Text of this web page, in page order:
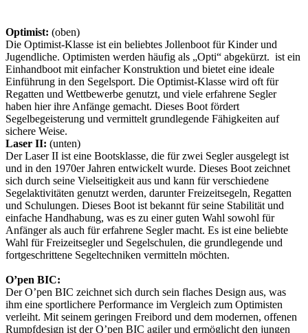
Optimist: (oben)
Die Optimist-Klasse ist ein beliebtes Jollenboot für Kinder und
Jugendliche. Optimisten werden häufig als „Opti“ abgekürzt. ist ein
Einhandboot mit einfacher Konstruktion und bietet eine ideale
Einführung in den Segelsport. Die Optimist-Klasse wird oft für
Regatten und Wettbewerbe genutzt, und viele erfahrene Segler
haben hier ihre Anfänge gemacht. Dieses Boot fördert
Segelbegeisterung und vermittelt grundlegende Fähigkeiten auf
sichere Weise.
Laser II: (unten)
Der Laser II ist eine Bootsklasse, die für zwei Segler ausgelegt ist
und in den 1970er Jahren entwickelt wurde. Dieses Boot zeichnet
sich durch seine Vielseitigkeit aus und kann für verschiedene
Segelaktivitäten genutzt werden, darunter Freizeitsegeln, Regatten
und Schulungen. Dieses Boot ist bekannt für seine Stabilität und
einfache Handhabung, was es zu einer guten Wahl sowohl für
Anfänger als auch für erfahrene Segler macht. Es ist eine beliebte
Wahl für Freizeitsegler und Segelschulen, die grundlegende und
fortgeschrittene Segeltechniken vermitteln möchten.
O’pen BIC:
Der O’pen BIC zeichnet sich durch sein flaches Design aus, was
ihm eine sportlichere Performance im Vergleich zum Optimisten
verleiht. Mit seinem geringen Freibord und dem modernen, offenen
Rumpfdesign ist der O’pen BIC agiler und ermöglicht den jungen